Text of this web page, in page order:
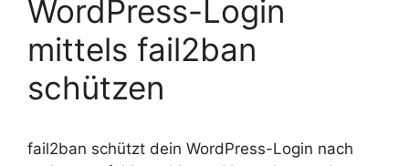
WordPress-Login
mittels fail2ban
schützen
fail2ban schützt dein WordPress-Login nach